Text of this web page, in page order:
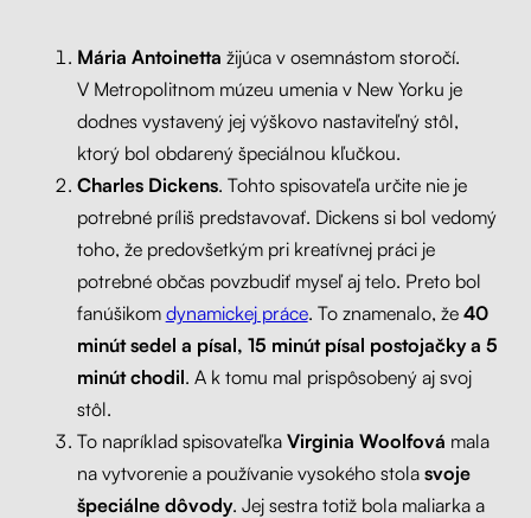
Mária Antoinetta žijúca v osemnástom storočí.
V Metropolitnom múzeu umenia v New Yorku je
dodnes vystavený jej výškovo nastaviteľný stôl,
ktorý bol obdarený špeciálnou kľučkou.
Charles Dickens. Tohto spisovateľa určite nie je
potrebné príliš predstavovať. Dickens si bol vedomý
toho, že predovšetkým pri kreatívnej práci je
potrebné občas povzbudiť myseľ aj telo. Preto bol
fanúšikom dynamickej práce. To znamenalo, že 40
minút sedel a písal, 15 minút písal postojačkya 5
minút chodil. A k tomu mal prispôsobený aj svoj
stôl.
To napríklad spisovateľka Virginia Woolfová mala
na vytvorenie a používanie vysokého stola svoje
špeciálne dôvody. Jej sestra totiž bola maliarka a